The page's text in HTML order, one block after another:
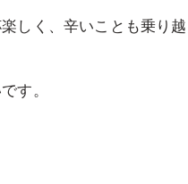
しく、辛いことも乗り
す。